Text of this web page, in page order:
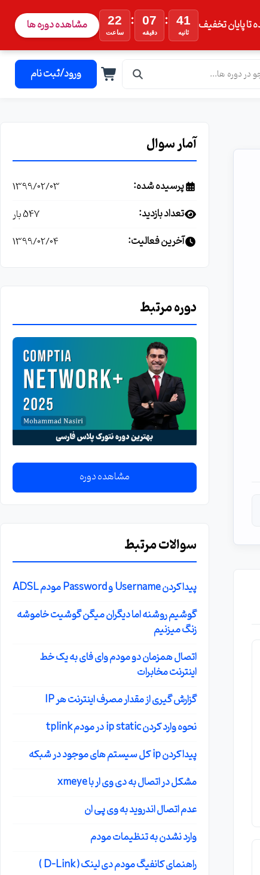
تا پایان تخفیف 22
ساعت
: 07
دقیقه
: 41
ثانیه مشاهده دوره ها
ورود/ثبت نام
آمار سوال
پرسیده شده: 1399/02/03
تعداد بازدید: 547 بار
آخرین فعالیت: 1399/02/04
دوره مرتبط
مشاهده دوره
سوالات مرتبط
پیدا کردن Username و Password مودم ADSL
گوشیم روشنه اما دیگران میگن گوشیت خاموشه
زنگ میزنیم
اتصال همزمان دو مودم وای فای به یک خط
اینترنت مخابرات
گزارش گیری از مقدار مصرف اینترنت هر IP
نحوه وارد کردن ip static در مودم tplink
پیدا کردن ip کل سیستم های موجود در شبکه
مشکل در اتصال به دی وی ار با xmeye
عدم اتصال اندروید به وی پی ان
وارد نشدن به تنظیمات مودم
راهنمای کانفیگ مودم دی لینک ( D-Link )